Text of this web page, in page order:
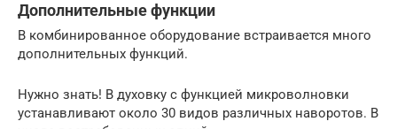
Дополнительные функции
В комбинированное оборудование встраивается много
дополнительных функций.
Нужно знать! В духовку с функцией микроволновки
устанавливают около 30 видов различных наворотов. В